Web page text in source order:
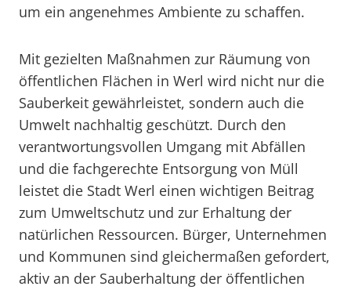
um ein angenehmes Ambiente zu schaffen.
Mit gezielten Maßnahmen zur Räumung von
öffentlichen Flächen in Werl wird nicht nur die
Sauberkeit gewährleistet, sondern auch die
Umwelt nachhaltig geschützt. Durch den
verantwortungsvollen Umgang mit Abfällen
und die fachgerechte Entsorgung von Müll
leistet die Stadt Werl einen wichtigen Beitrag
zum Umweltschutz und zur Erhaltung der
natürlichen Ressourcen. Bürger, Unternehmen
und Kommunen sind gleichermaßen gefordert,
aktiv an der Sauberhaltung der öffentlichen